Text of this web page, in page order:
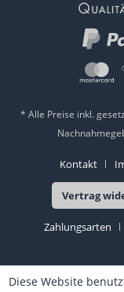
* Alle Preise inkl.
Kontakt
Vertrag
Zahlungsarten
Diese Website